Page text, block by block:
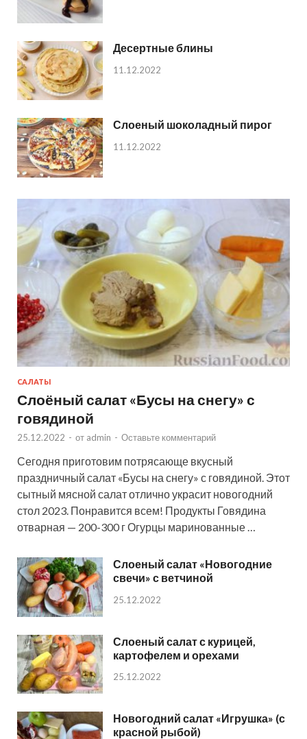
Десертные блины
11.12.2022
Слоеный шоколадный пирог
11.12.2022
САЛАТЫ
Слоёный салат «Бусы на снегу» с
говядиной
25.12.2022 - от admin - Оставьте комментарий
Сегодня приготовим потрясающе вкусный
праздничный салат «Бусы на снегу» с говядиной. Этот
сытный мясной салат отлично украсит новогодний
стол 2023. Понравится всем! Продукты Говядина
отварная — 200-300 г Огурцы маринованные …
Слоеный салат «Новогодние
свечи» с ветчиной
25.12.2022
Слоеный салат с курицей,
картофелем и орехами
25.12.2022
Новогодний салат «Игрушка» (с
красной рыбой)